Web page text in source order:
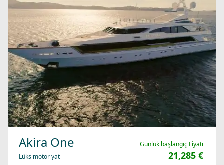
Akira One
Lüks motor yat
Günlük başlangıç Fiyatı
21,285 €